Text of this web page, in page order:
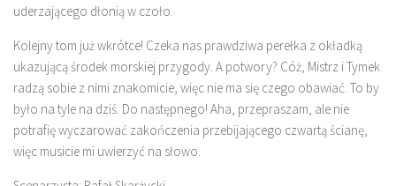
uderzającego dłonią w czoło.
Kolejny tom już wkrótce! Czeka nas prawdziwa perełka z okładką
ukazującą środek morskiej przygody. A potwory? Cóż, Mistrz i Tymek
radzą sobie z nimi znakomicie, więc nie ma się czego obawiać. To by
było na tyle na dziś. Do następnego! Aha, przepraszam, ale nie
potrafię wyczarować zakończenia przebijającego czwartą ścianę,
więc musicie mi uwierzyć na słowo.